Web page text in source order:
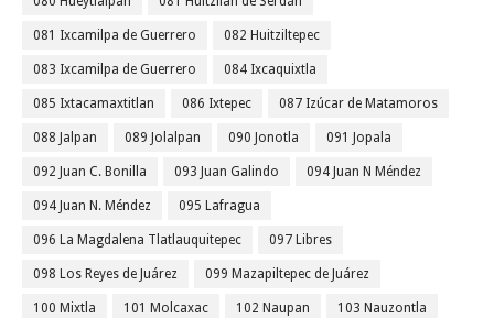
081 Ixcamilpa de Guerrero 082 Huitziltepec
083 Ixcamilpa de Guerrero 084 Ixcaquixtla
085 Ixtacamaxtitlan 086 Ixtepec 087 Izúcar de Matamoros
088 Jalpan 089 Jolalpan 090 Jonotla 091 Jopala
092 Juan C. Bonilla 093 Juan Galindo 094 Juan N Méndez
094 Juan N. Méndez 095 Lafragua
096 La Magdalena Tlatlauquitepec 097 Libres
098 Los Reyes de Juárez 099 Mazapiltepec de Juárez
100 Mixtla 101 Molcaxac 102 Naupan 103 Nauzontla